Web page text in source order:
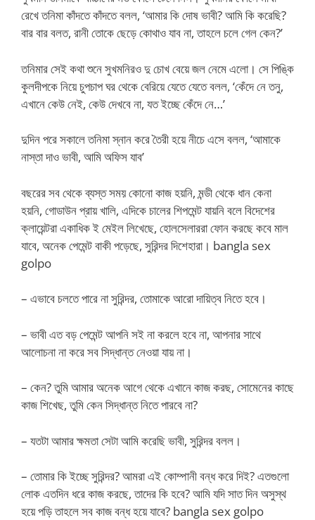
রেখে তনিমা কাঁদতে কাঁদতে বলল, ‘আমার কি দোষ ভাবী? আমি কি করেছি?
বার বার বলত, রানী তোকে ছেড়ে কোথাও যাব না, তাহলে চলে গেল কেন?’
তনিমার সেই কথা শুনে সুখমনিরও দু চোখ বেয়ে জল নেমে এলো। সে পিঙ্কি
কুলদীপকে নিয়ে চুপচাপ ঘর থেকে বেরিয়ে যেতে যেতে বলল, ‘কেঁদে নে তনু,
এখানে কেউ নেই, কেউ দেখবে না, যত ইচ্ছে কেঁদে নে…’
দুদিন পরে সকালে তনিমা স্নান করে তৈরী হয়ে নীচে এসে বলল, ‘আমাকে
নাস্তা দাও ভাবী, আমি অফিস যাব’
বছরের সব থেকে ব্যস্ত সময় কোনো কাজ হয়নি, মন্ডী থেকে ধান কেনা
হয়নি, গোডাউন প্রায় খালি, এদিকে চালের শিপমেন্ট যায়নি বলে বিদেশের
ক্লায়েন্টরা একাধিক ই মেইল লিখেছে, হোলসেলাররা ফোন করছে কবে মাল
যাবে, অনেক পেমেন্ট বাকী পড়েছে, সুরিন্দর দিশেহারা। bangla sex
golpo
– এভাবে চলতে পারে না সুরিন্দর, তোমাকে আরো দায়িত্ব নিতে হবে।
– ভাবী এত বড় পেমেন্ট আপনি সই না করলে হবে না, আপনার সাথে
আলোচনা না করে সব সিদ্ধান্ত নেওয়া যায় না।
– কেন? তুমি আমার অনেক আগে থেকে এখানে কাজ করছ, সোমেনের কাছে
কাজ শিখেছ, তুমি কেন সিদ্ধান্ত নিতে পারবে না?
– যতটা আমার ক্ষমতা সেটা আমি করেছি ভাবী, সুরিন্দর বলল।
– তোমার কি ইচ্ছে সুরিন্দর? আমরা এই কোম্পানী বন্ধ করে দিই? এতগুলো
লোক এতদিন ধরে কাজ করছে, তাদের কি হবে? আমি যদি সাত দিন অসুস্থ
হয়ে পড়ি তাহলে সব কাজ বন্ধ হয়ে যাবে? bangla sex golpo